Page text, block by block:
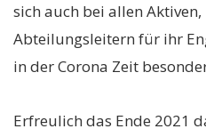
sich auch bei allen
Abteilungsleitern für ihr
in der Corona Zeit
Erfreulich das Ende 2021